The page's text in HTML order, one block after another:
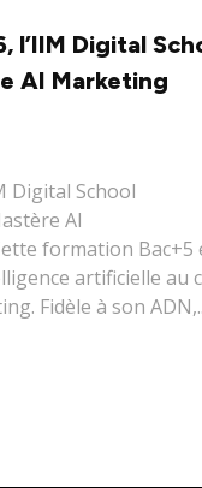
l’IIM Digital
AI Marketing
Digital School
AI
formation Bac+5
artificielle au
Fidèle à son